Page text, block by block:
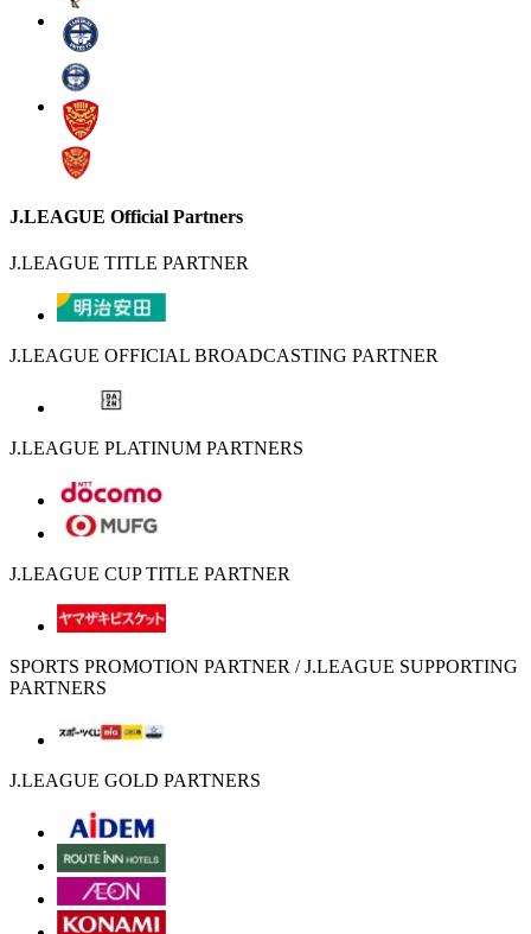
J.LEAGUE Official Partners
J.LEAGUE TITLE PARTNER
J.LEAGUE OFFICIAL BROADCASTING PARTNER
J.LEAGUE PLATINUM PARTNERS
J.LEAGUE CUP TITLE PARTNER
SPORTS PROMOTION PARTNER / J.LEAGUE SUPPORTING
PARTNERS
J.LEAGUE GOLD PARTNERS